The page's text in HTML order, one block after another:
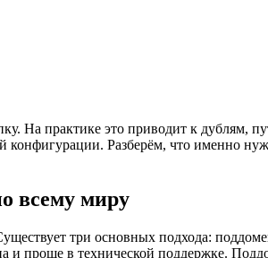
На практике это приводит к дублям,
конфигурации. Разберём, что именно
всему миру
три основных подхода:
проще в технической поддержке.